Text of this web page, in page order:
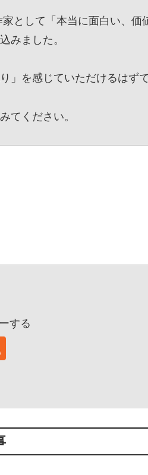
として「本当に面白い、価
みました。
を感じていただけるはずで
てください。
する